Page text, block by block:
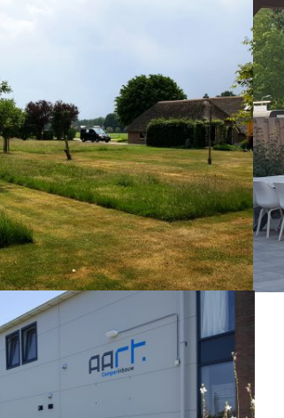
Bloemrijke borders Heino
In deze tuin in Heino hebben wij bloemrijke borders
mogen inichten. Ook hebben wij het…
DETAILS BEKIJKEN